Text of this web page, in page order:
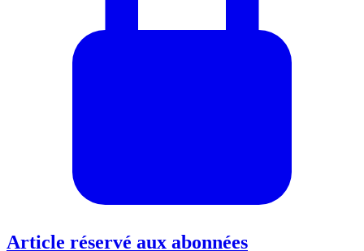
Article réservé aux abonnées